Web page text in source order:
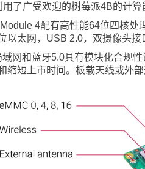
了广受欢迎的树莓派4B的计
4配有高性能64位四核
以太网，USB 2.0，双摄像头
网和蓝牙5.0具有模块化合规
缩短上市时间。板载天线或外部